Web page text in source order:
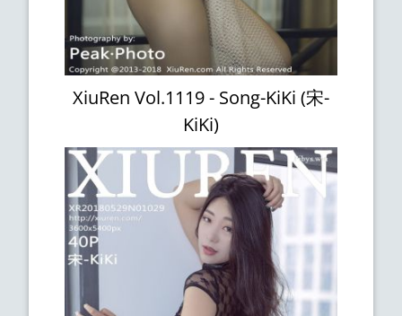
XiuRen Vol.1119 - Song-KiKi (宋-
KiKi)